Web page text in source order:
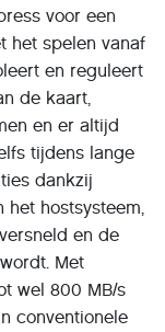
voor een
het spelen vanaf
en reguleert
de kaart,
en er altijd
tijdens lange
dankzij
hostsysteem,
en de
Met
wel 800 MB/s
conventionele